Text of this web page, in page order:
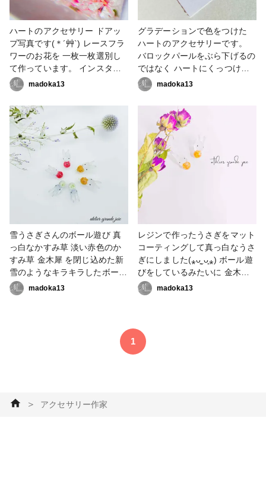
ハートのアクセサリー ドアッ
プ写真です(＊´艸`) レースフラ
ワーのお花を 一枚一枚選別し
て作っています。 インスタに
作業動画upしています。 #作家
のためのレジン大賞2023 #ア
クセサリー部 #ピアス #イヤリ
ング #ハンドメイド大好き #
レジン大好き #レジンパーツ
#アクセサリー作家 #フラワ
ーアクセサリー
madoka13
グラデーションで色をつけた
ハートのアクセサリーです。
バロックパールをぶら下げるの
ではなく ハートにくっつけて
まるでハートのビックリマーク
みたいになりました(＊´艸`) #
作家のためのレジン大賞2023
#ピアス #イヤリング #アクセ
サリー部 #レジン大好き #グラ
デーション #ハート # フラワー
アクセサリー #ハンドメイド大
好き #ハンドメイド好きさんと
繋がりたい #アクセサリー作家
madoka13
雪うさぎさんのボール遊び 真
っ白なかすみ草 淡い赤色のか
すみ草 金木犀 を閉じ込めた新
雪のようなキラキラしたボール
で 遊んでいるような雪うさぎ
のアクセサリーです(*´︶`*) 1／
インスタの投稿にてご確認下さ
好き #アクセサリー作家
madoka13
レジンで作ったうさぎをマット
コーティングして真っ白なうさ
ぎにしました(⁎ᴗ͈ˬᴗ͈⁎) ボール遊
びをしているみたいに 金木犀
を閉じ込めた小さな丸い玉を添
えてみました。 雪うさぎのボ
会を開催致します(*ᴗ͈ˬᴗ͈) 販売会
場はminneさんです❤︎.* #はじ
madoka13
1
＞ アクセサリー作家